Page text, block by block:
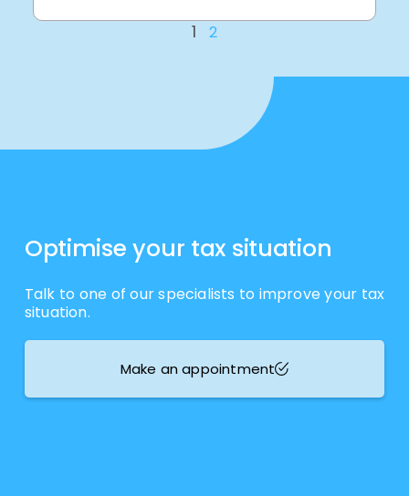
1 2
Optimise your tax situation
Talk to one of our specialists to improve your tax
situation.
Make an appointment